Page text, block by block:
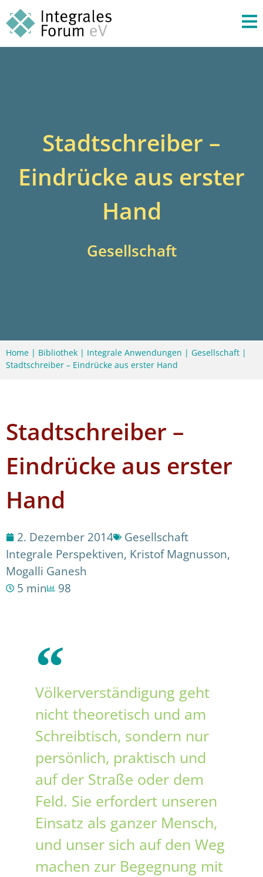
Stadtschreiber –
Eindrücke aus erster
Hand
Gesellschaft
Home | Bibliothek | Integrale Anwendungen | Gesellschaft |
Stadtschreiber – Eindrücke aus erster Hand
Stadtschreiber –
Eindrücke aus erster
Hand
2. Dezember 2014
Gesellschaft
Integrale Perspektiven, Kristof Magnusson,
Mogalli Ganesh
5 min
98
Völkerverständigung geht
nicht theoretisch und am
Schreibtisch, sondern nur
persönlich, praktisch und
auf der Straße oder dem
Feld. Sie erfordert unseren
Einsatz als ganzer Mensch,
und unser sich auf den Weg
machen zur Begegnung mit